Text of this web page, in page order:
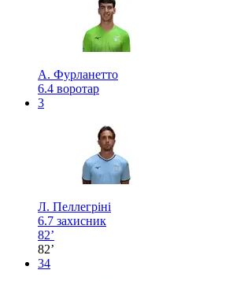
А. Фурланетто
6.4 воротар
3
Л. Пеллегріні
6.7 захисник
82’
82’
34